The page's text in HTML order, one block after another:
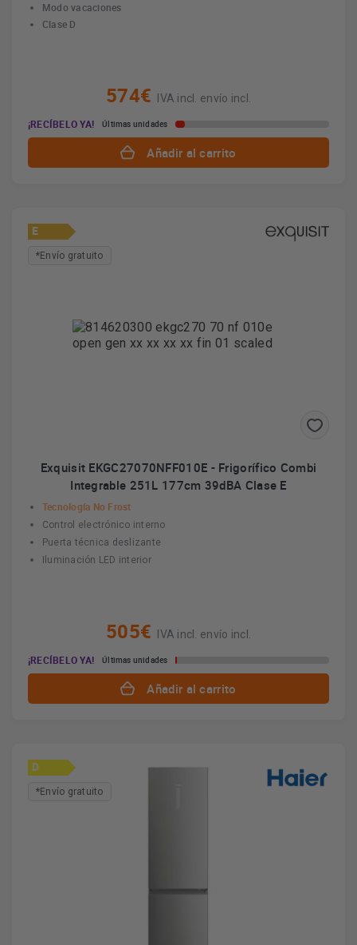
Modo vacaciones
Clase D
574€
IVA incl. envío incl.
¡RECÍBELO YA!
Últimas unidades
Añadir al carrito
E
*Envío gratuito
Exquisit EKGC27070NFF010E - Frigorífico Combi
Integrable 251L 177cm 39dBA Clase E
Tecnología No Frost
Control electrónico interno
Puerta técnica deslizante
Iluminación LED interior
505€
IVA incl. envío incl.
¡RECÍBELO YA!
Últimas unidades
Añadir al carrito
D
*Envío gratuito